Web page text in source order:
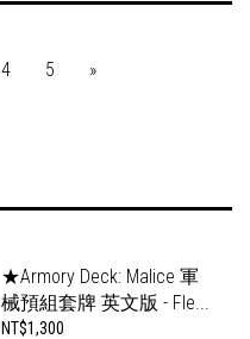
4 5 »
★Armory Deck: Malice 軍
械預組套牌 英文版 - Fle...
NT$1,300